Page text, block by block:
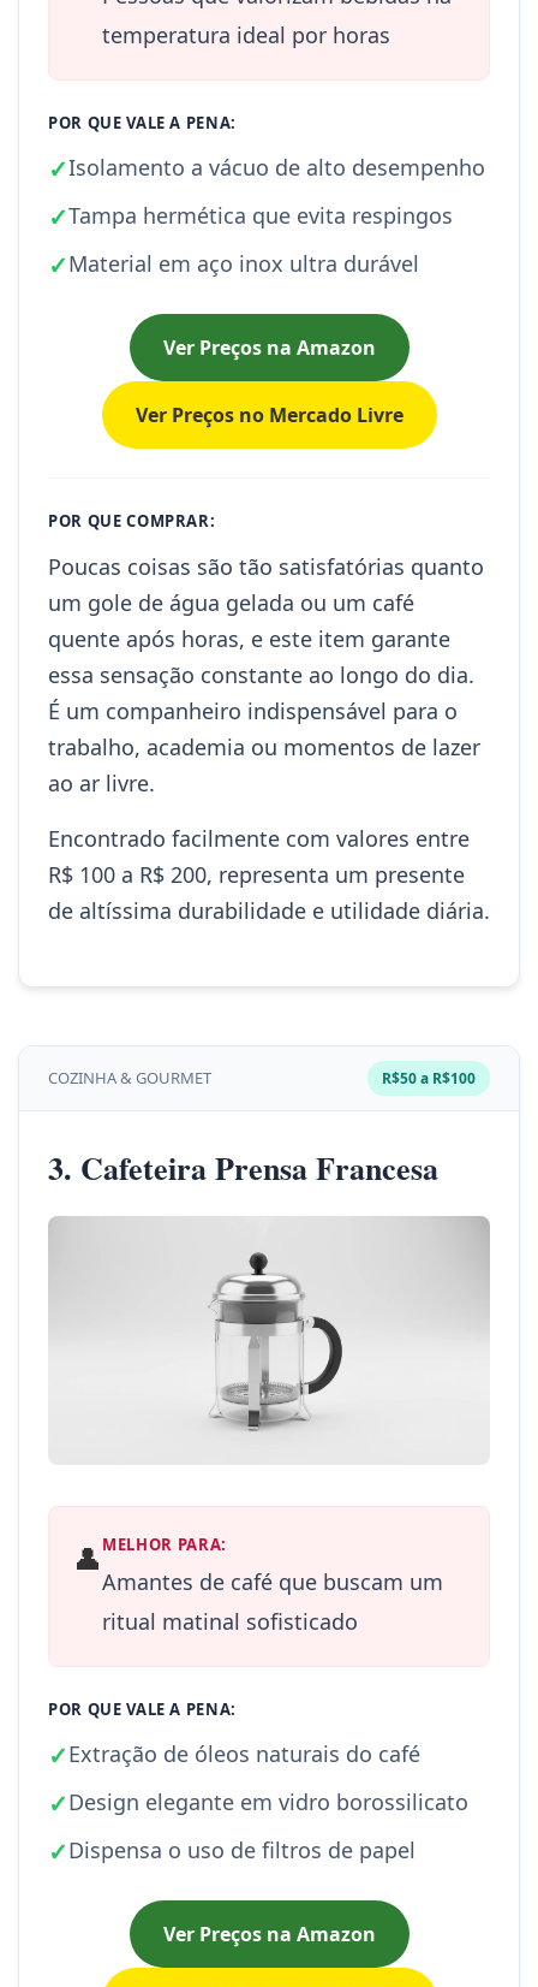
temperatura ideal por horas
POR QUE VALE A PENA:
✓Isolamento a vácuo de alto desempenho
✓Tampa hermética que evita respingos
✓Material em aço inox ultra durável
Ver Preços na Amazon
Ver Preços no Mercado Livre
POR QUE COMPRAR:
Poucas coisas são tão satisfatórias quanto
um gole de água gelada ou um café
quente após horas, e este item garante
essa sensação constante ao longo do dia.
É um companheiro indispensável para o
trabalho, academia ou momentos de lazer
ao ar livre.
Encontrado facilmente com valores entre
R$ 100 a R$ 200, representa um presente
de altíssima durabilidade e utilidade diária.
COZINHA & GOURMET R$50 a R$100
3. Cafeteira Prensa Francesa
👤 MELHOR PARA:
Amantes de café que buscam um
ritual matinal sofisticado
POR QUE VALE A PENA:
✓Extração de óleos naturais do café
✓Design elegante em vidro borossilicato
✓Dispensa o uso de filtros de papel
Ver Preços na Amazon